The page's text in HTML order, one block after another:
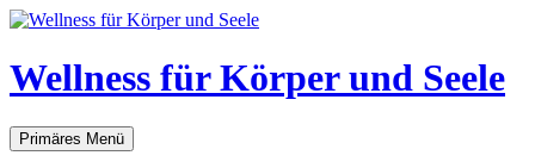
Zum
springen
Wellness für Körper und Seele
Suchen
Primäres Menü